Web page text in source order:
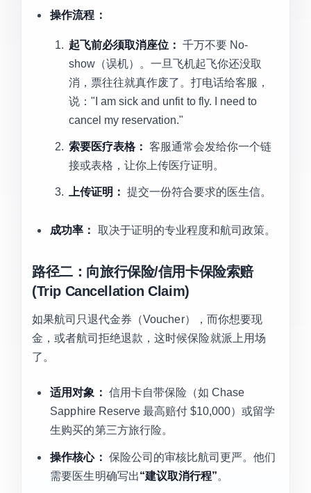
操作流程：
起飞前必须取消座位： 千万不要 No-
show（误机）。一旦飞机起飞你还没取
消，票往往就真作废了。打电话给客服，
说："I am sick and unfit to fly. I need to
cancel my reservation."
索要医疗表格： 客服通常会发给你一个链
接或表格，让你上传医疗证明。
上传证明： 提交一份符合要求的医生信。
成功率： 取决于证明的专业程度和航司政策。
路径二：向旅行保险/信用卡保险索赔
(Trip Cancellation Claim)
如果航司只退代金券（Voucher），而你想要现
金，或者航司拒绝退款，这时候保险就派上用场
了。
适用对象： 信用卡自带保险（如 Chase
Sapphire Reserve 最高赔付 $10,000）或留学
生购买的第三方旅行险。
操作核心： 保险公司的审核比航司更严。他们
需要医生明确写出“建议取消行程”。